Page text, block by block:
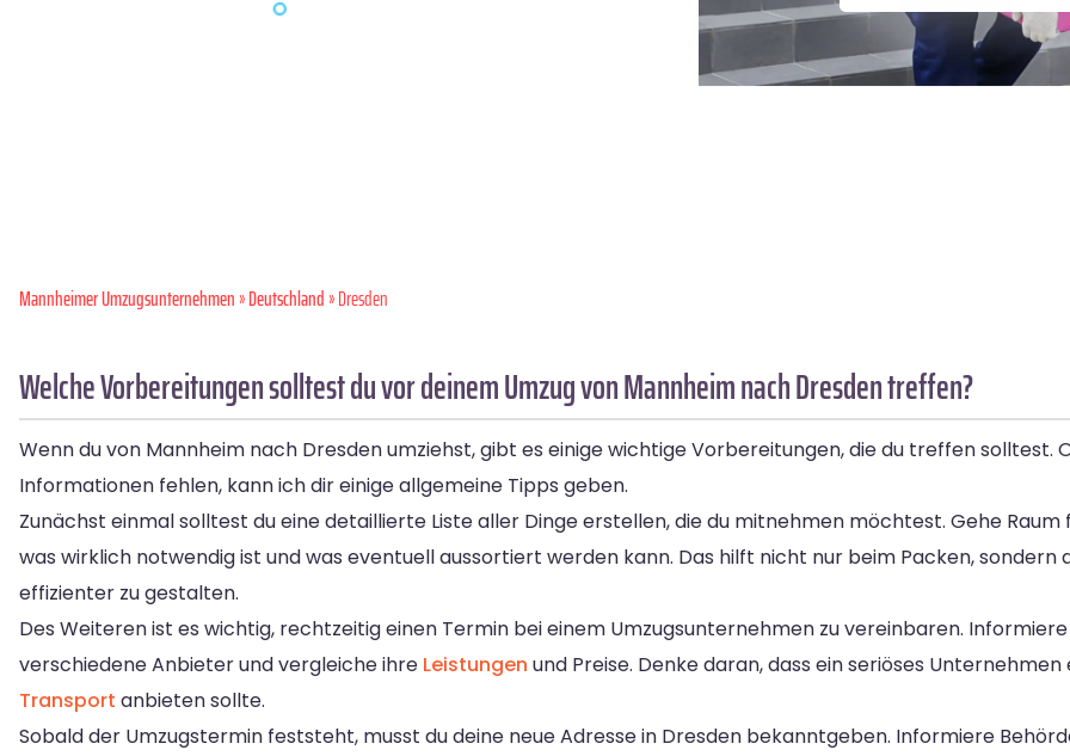
Mannheimer Umzugsunternehmen»Deutschland» Dresden
Welche Vorbereitungen solltest du vor deinem Umzug von Mannheim nach Dresden treffen?
Wenn du von Mannheim nach Dresden umziehst, gibt es einige wichtige Vorbereitungen, die du treffen solltest.
Informationen fehlen, kann ich dir einige allgemeine Tipps geben.
Zunächst einmal solltest du eine detaillierte Liste aller Dinge erstellen, die du mitnehmen möchtest. Gehe Raum
was wirklich notwendig ist und was eventuell aussortiert werden kann. Das hilft nicht nur beim Packen, sondern
effizienter zu gestalten.
Des Weiteren ist es wichtig, rechtzeitig einen Termin bei einem Umzugsunternehmen zu vereinbaren.
verschiedene Anbieter und vergleiche ihre Leistungen und Preise. Denke daran, dass ein seriöses
Transport anbieten sollte.
Sobald der Umzugstermin feststeht, musst du deine neue Adresse in Dresden bekanntgeben. Informiere